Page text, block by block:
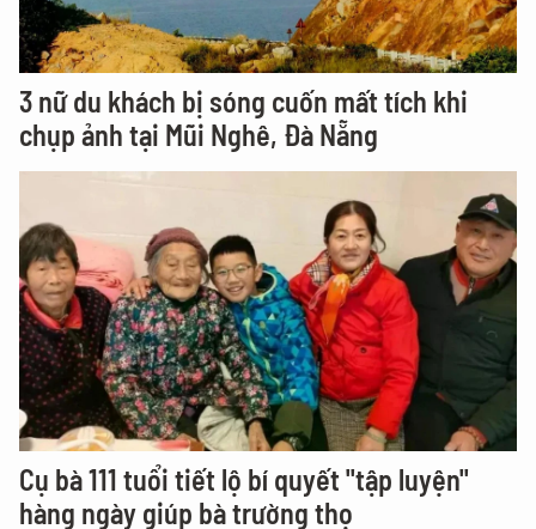
3 nữ du khách bị sóng cuốn mất tích khi
chụp ảnh tại Mũi Nghê, Đà Nẵng
Cụ bà 111 tuổi tiết lộ bí quyết "tập luyện"
hàng ngày giúp bà trường thọ